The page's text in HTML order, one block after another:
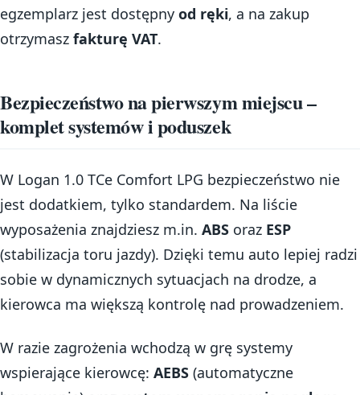
egzemplarz jest dostępny od ręki, a na zakup
otrzymasz fakturę VAT.
Bezpieczeństwo na pierwszym miejscu –
komplet systemów i poduszek
W Logan 1.0 TCe Comfort LPG bezpieczeństwo nie
jest dodatkiem, tylko standardem. Na liście
wyposażenia znajdziesz m.in. ABS oraz ESP
(stabilizacja toru jazdy). Dzięki temu auto lepiej radzi
sobie w dynamicznych sytuacjach na drodze, a
kierowca ma większą kontrolę nad prowadzeniem.
W razie zagrożenia wchodzą w grę systemy
wspierające kierowcę: AEBS (automatyczne